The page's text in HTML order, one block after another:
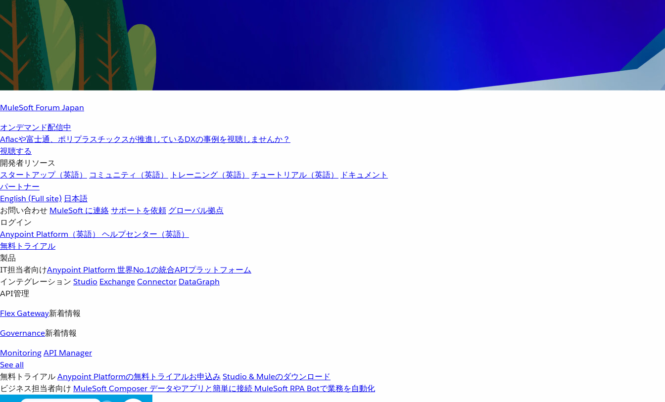
MuleSoft Forum Japan
オンデマンド配信中
Aflacや富士通、ポリプラスチックスが推進しているDXの事例を視聴しませんか？
視聴する
開発者リソース
スタートアップ（英語）
コミュニティ（英語） トレーニング（英語） チュートリアル（英語）
ドキュメント
パートナー
English (Full site) 日本語
お問い合わせ MuleSoft に連絡サポートを依頼 グローバル拠点
ログイン
Anypoint Platform（英語） ヘルプセンター（英語）
無料トライアル
製品
IT担当者向けAnypoint Platform 世界No.1の統合APIプラットフォーム
インテグレーション Studio ExchangeConnector DataGraph
API管理
Flex Gateway新着情報
Governance新着情報
MonitoringAPI Manager
See all
無料トライアルAnypoint Platformの無料トライアルお申込み Studio & Muleのダウンロード
ビジネス担当者向け MuleSoft Composer データやアプリと簡単に接続 MuleSoft RPA Botで業務を自動化